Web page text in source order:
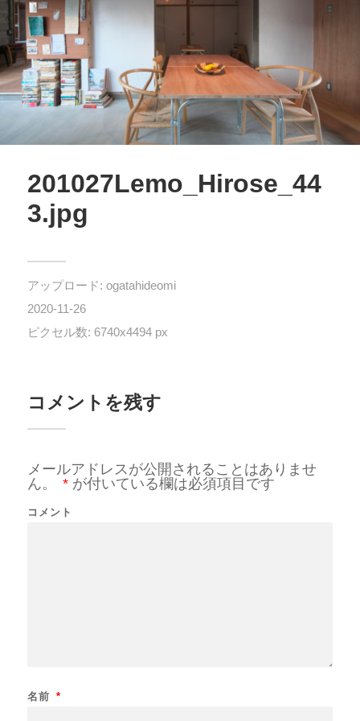
201027Lemo_Hirose_44
3.jpg
アップロード: ogatahideomi
2020-11-26
ピクセル数: 6740x4494 px
コメントを残す
メールアドレスが公開されることはありませ
ん。
*が付いている欄は必須項目です
コメント
名前 *